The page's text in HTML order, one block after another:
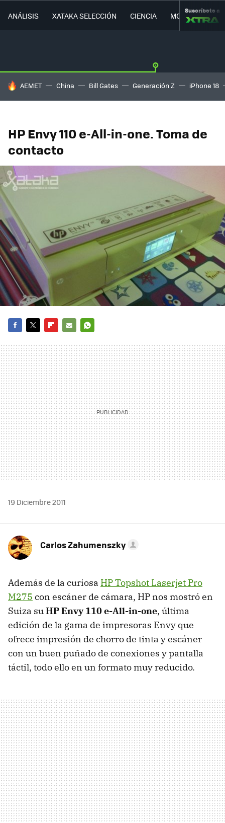
ANÁLISIS XATAKA SELECCIÓN CIENCIA MOVILIDAD
Suscríbete a
HOY SE HABLA DE
AEMET China Bill Gates Generación Z iPhone 18
HP Envy 110 e-All-in-one. Toma de
contacto
MAIL
19 Diciembre 2011
Carlos Zahumenszky
Además de la curiosa HP Topshot Laserjet Pro
M275 con escáner de cámara, HP nos mostró en
Suiza suHP Envy 110 e-All-in-one, última
edición de la gama de impresoras Envy que
ofrece impresión de chorro de tinta y escáner
con un buen puñado de conexiones y pantalla
táctil, todo ello en un formato muy reducido.